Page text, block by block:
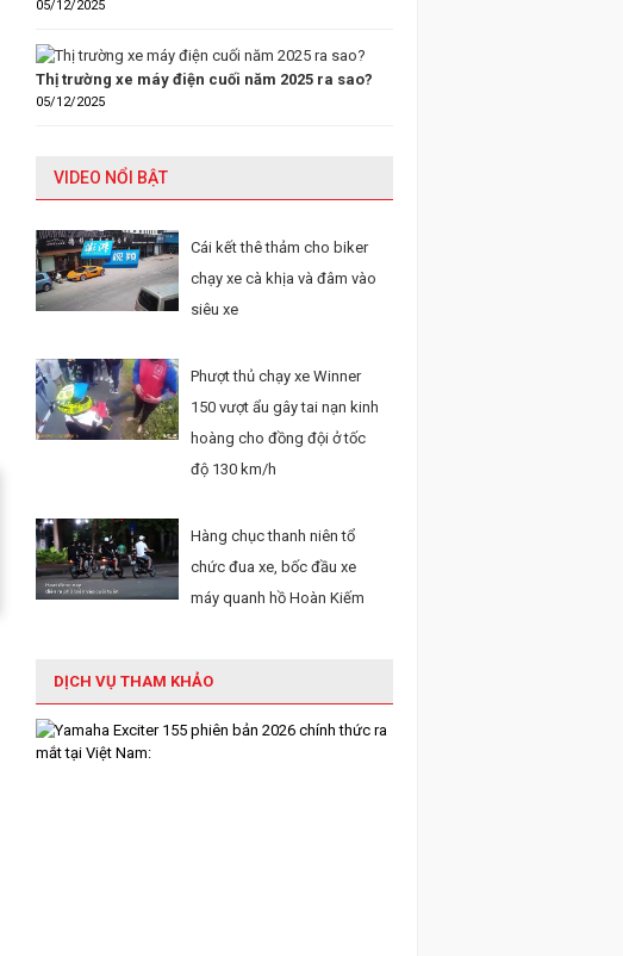
05/12/2025
Thị trường xe máy điện cuối năm 2025 ra sao?
05/12/2025
VIDEO NỔI BẬT
Cái kết thê thảm cho biker
chạy xe cà khịa và đâm vào
siêu xe
Phượt thủ chạy xe Winner
150 vượt ẩu gây tai nạn kinh
hoàng cho đồng đội ở tốc
độ 130 km/h
Hàng chục thanh niên tổ
chức đua xe, bốc đầu xe
máy quanh hồ Hoàn Kiếm
DỊCH VỤ THAM KHẢO